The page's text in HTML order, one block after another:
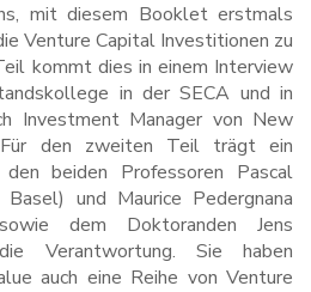
mit diesem Booklet erstmals
Venture Capital Investitionen zu
kommt dies in einem Interview
in der SECA und in
Investment Manager von New
Für den zweiten Teil trägt ein
beiden Professoren Pascal
und Maurice Pedergnana
dem Doktoranden Jens
Verantwortung. Sie haben
auch eine Reihe von Venture